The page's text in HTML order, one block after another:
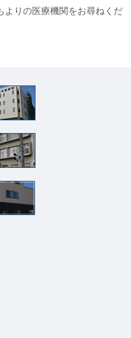
よりの医療機関をお尋ねくだ